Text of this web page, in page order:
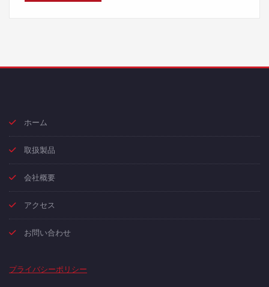
ホーム
取扱製品
会社概要
アクセス
お問い合わせ
プライバシーポリシー